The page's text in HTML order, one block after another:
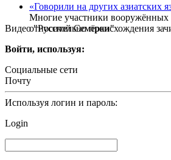
Видео "Русской Семёрки"
«Говорили на других азиатских
Многие участники вооружённых
относительно происхождения
Войти, используя:
Социальные сети
Почту
Используя логин и пароль:
Login